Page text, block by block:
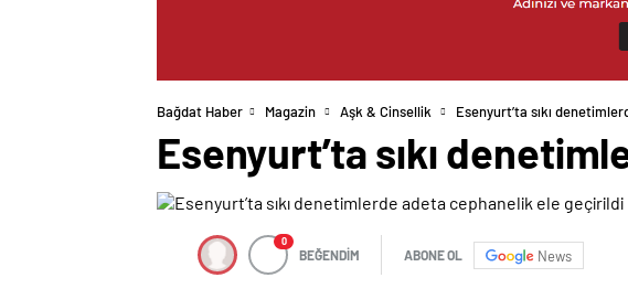
Bağdat Haber Magazin Aşk & Cinsellik Esenyurt’ta sıkı
Esenyurt’ta sıkı
0
BEĞENDİM ABONE OL News